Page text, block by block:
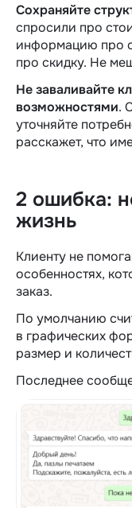
Сохраняйте
спросили про
информацию про
про скидку. Не
Не заваливайте
возможностями.
уточняйте
расскажет, что
2 ошибка:
жизнь
Клиенту не
особенностях,
заказ.
По умолчанию
в графических
размер и
Последнее